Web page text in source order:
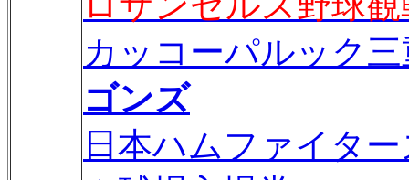
カッコーパルック
ゴンズ
日本ハムファイタ